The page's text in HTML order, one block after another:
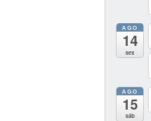
AGO
14
sex
AGO
15
sáb